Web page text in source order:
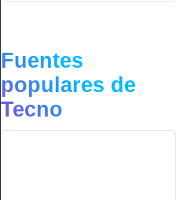
Fuentes
populares de
Tecno